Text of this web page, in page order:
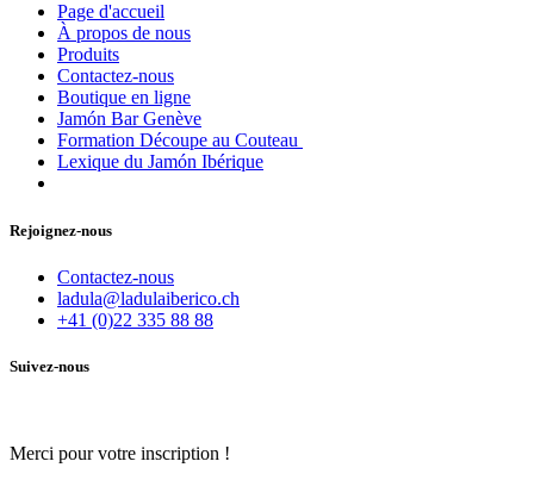
Page d'accueil
À propos de nous
Produits
Contactez-nous
Boutique en ligne
Jamón Bar Genève
Formation Découpe au Couteau
Lexique du Jamón Ibérique
Rejoignez-nous
Contactez-nous
ladula@ladulaiberico.ch
+41 (0)22 335 88 88
Suivez-nous
Merci pour votre inscription !